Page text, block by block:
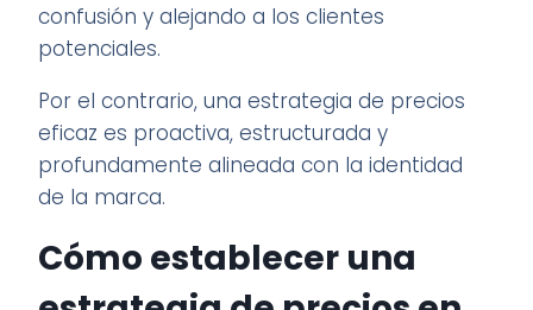
confusión y alejando a los clientes
potenciales.
Por el contrario, una estrategia de precios
eficaz es proactiva, estructurada y
profundamente alineada con la identidad
de la marca.
Cómo establecer una